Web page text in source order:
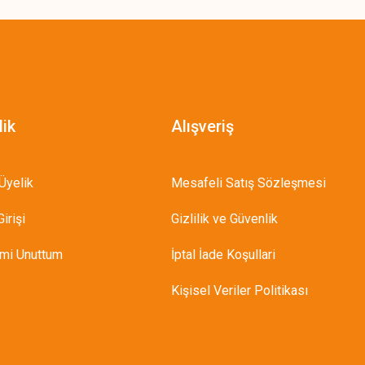
Unuttum
Alışveriş
Mesafeli Satış Sözleşmesi
Gizlilik ve Güvenlik
İptal İade Koşullari
Kişisel Veriler Politikası